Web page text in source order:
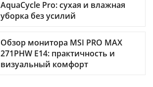
AquaCycle Pro: сухая и влажная
уборка без усилий
Обзор монитора MSI PRO MAX
271PHW E14: практичность и
визуальный комфорт